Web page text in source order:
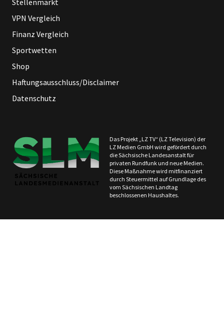
VPN Vergleich
Finanz Vergleich
Sportwetten
Shop
Haftungsausschluss/Disclaimer
Datenschutz
Das Projekt „LZ TV“ (LZ Television) der
LZ Medien GmbH wird gefördert durch
die Sächsische Landesanstalt für
privaten Rundfunk und neue Medien.
Diese Maßnahme wird mitfinanziert
durch Steuermittel auf Grundlage des
vom Sächsischen Landtag
beschlossenen Haushaltes.